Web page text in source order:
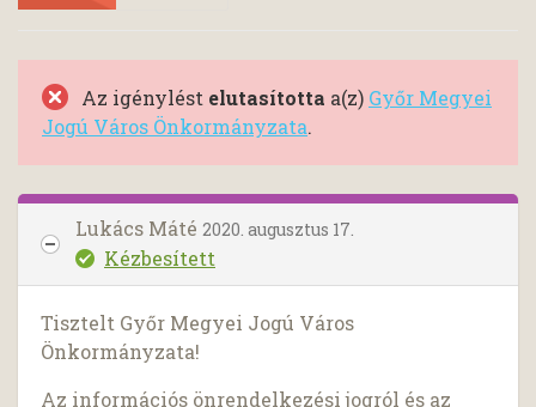
Az igénylést elutasította a(z) Győr Megyei
Jogú Város Önkormányzata.
Lukács Máté 2020. augusztus 17.
Kézbesített
Tisztelt Győr Megyei Jogú Város
Önkormányzata!
Az információs önrendelkezési jogról és az